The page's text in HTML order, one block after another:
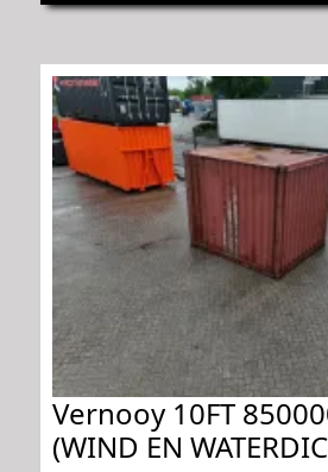
Vernooy 10FT
(WIND EN